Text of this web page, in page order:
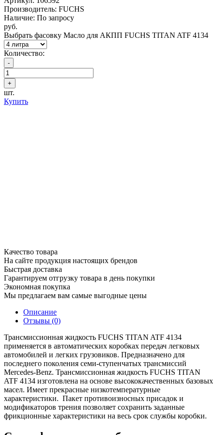
Производитель: FUCHS
Наличие: По запросу
руб.
Выбрать фасовку Масло для АКПП FUCHS TITAN ATF 4134
Количество:
шт.
Купить
Качество товара
На сайте продукция настоящих брендов
Быстрая доставка
Гарантируем отгрузку товара в день покупки
Экономная покупка
Мы предлагаем вам самые выгодные цены
Описание
Отзывы (0)
Трансмиссионная жидкость FUCHS TITAN ATF 4134
применяется в автоматических коробках передач легковых
автомобилей и легких грузовиков. Предназначено для
последнего поколения семи-ступенчатых трансмиссий
Mercedes-Benz. Трансмиссионная жидкость FUCHS TITAN
ATF 4134 изготовлена на основе высококачественных базовых
масел. Имеет прекрасные низкотемпературные
характеристики. Пакет противоизносных присадок и
модификаторов трения позволяет сохранить заданные
фрикционные характеристики на весь срок службы коробки.